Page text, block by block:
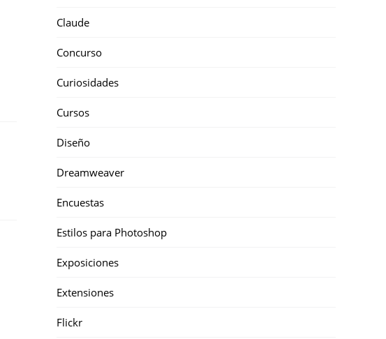
Claude
Concurso
Curiosidades
Cursos
Diseño
Dreamweaver
Encuestas
Estilos para Photoshop
Exposiciones
Extensiones
Flickr